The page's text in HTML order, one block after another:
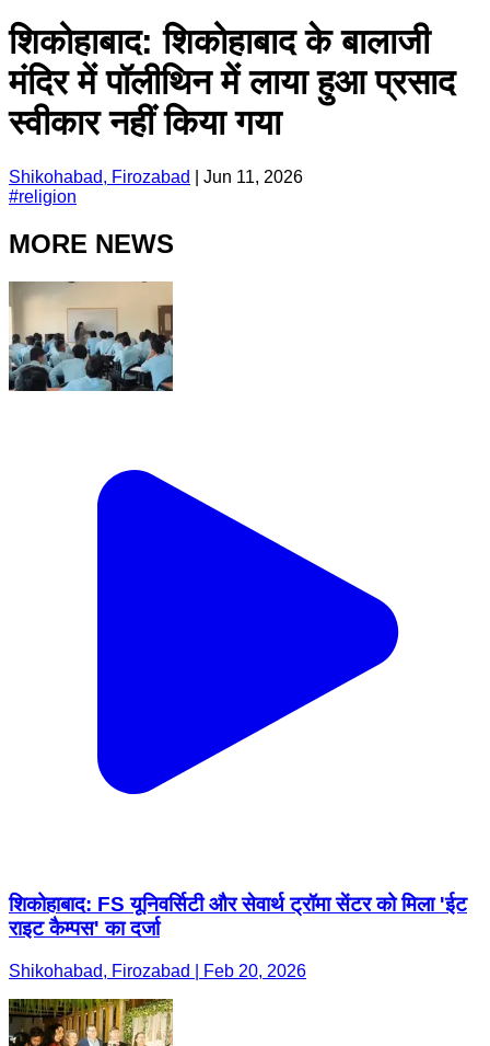
शिकोहाबाद: शिकोहाबाद के बालाजी
मंदिर में पॉलीथिन में लाया हुआ प्रसाद
स्वीकार नहीं किया गया
Shikohabad, Firozabad
Jun 11, 2026
#religion
MORE NEWS
शिकोहाबाद: FS यूनिवर्सिटी और सेवार्थ ट्रॉमा सेंटर को मिला 'ईट
राइट कैम्पस' का दर्जा
Shikohabad, Firozabad | Feb 20, 2026